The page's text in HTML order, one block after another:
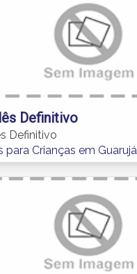
Definitivo
Definitivo
para Crianças em Guarujá